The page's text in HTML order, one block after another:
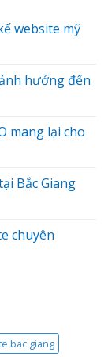
website mỹ
hưởng đến
mang lại cho
Bắc Giang
chuyên
bac giang